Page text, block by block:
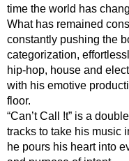
time the world has
What has remained
constantly pushing the
categorization,
hip-hop, house and
with his emotive
floor.
“Can’t Call !t” is a
tracks to take his music
he pours his heart into